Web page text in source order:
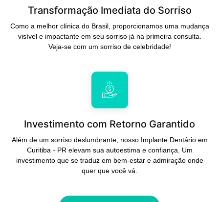
Transformação Imediata do Sorriso
Como a melhor clínica do Brasil, proporcionamos uma mudança
visível e impactante em seu sorriso já na primeira consulta.
Veja-se com um sorriso de celebridade!
Investimento com Retorno Garantido
Além de um sorriso deslumbrante, nosso Implante Dentário em
Curitiba - PR elevam sua autoestima e confiança. Um
investimento que se traduz em bem-estar e admiração onde
quer que você vá.